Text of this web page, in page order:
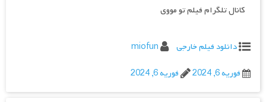
کانال تلگرام فیلم تو مووی
دانلود فیلم خارجی
miofun
فوریه 6, 2024
فوریه 6, 2024